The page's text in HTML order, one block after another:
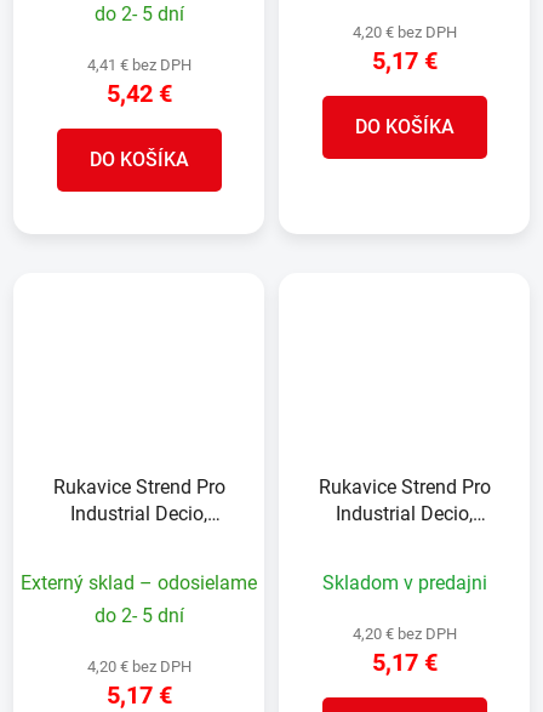
do 2- 5 dní
4,41 € bez DPH
5,42 €
DO KOŠÍKA
4,20 € bez DPH
5,17 €
DO KOŠÍKA
Rukavice Strend Pro
Industrial Decio,
Externý sklad – odosielame
do 2- 5 dní
4,20 € bez DPH
5,17 €
Rukavice Strend Pro
Industrial Decio,
Skladom v predajni
4,20 € bez DPH
5,17 €